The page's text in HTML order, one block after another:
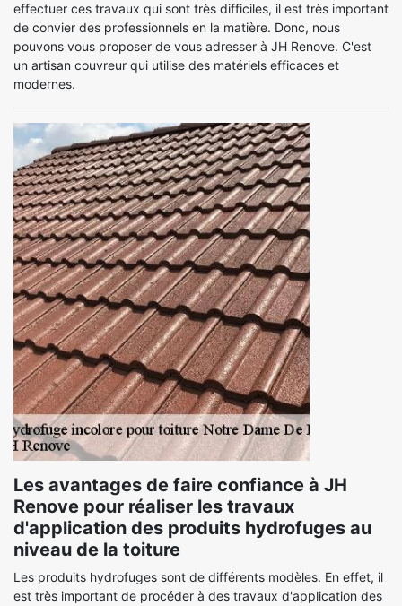
effectuer ces travaux qui sont très difficiles, il est très important
de convier des professionnels en la matière. Donc, nous
pouvons vous proposer de vous adresser à JH Renove. C'est
un artisan couvreur qui utilise des matériels efficaces et
modernes.
Les avantages de faire confiance à JH
Renove pour réaliser les travaux
d'application des produits hydrofuges au
niveau de la toiture
Les produits hydrofuges sont de différents modèles. En effet, il
est très important de procéder à des travaux d'application des